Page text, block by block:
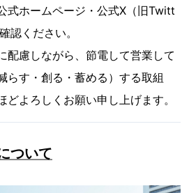
式ホームページ・公式X（旧Twitt
認ください。
配慮しながら、節電して営業して
らす・創る・蓄める）する取組
どよろしくお願い申し上げます。
ついて